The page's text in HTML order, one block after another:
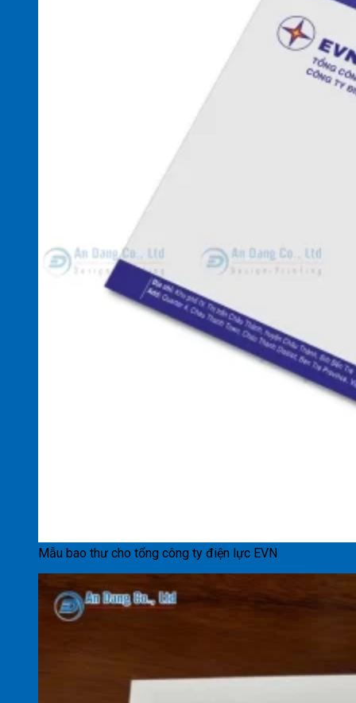
Mẫu bao thư cho tổng công ty điện lực EVN